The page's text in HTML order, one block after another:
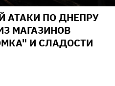
АТАКИ ПО ДНЕПРУ
МАГАЗИНОВ
И СЛАДОСТИ